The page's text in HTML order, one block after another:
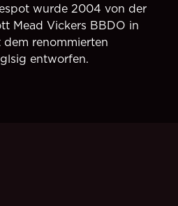
wurde 2004 von der
Mead Vickers BBDO in
renommierten
entworfen.